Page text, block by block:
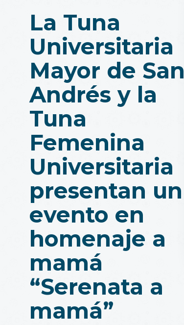
La Tuna
Universitaria
Mayor de San
Andrés y la
Tuna
Femenina
Universitaria
presentan un
evento en
homenaje a
mamá
“Serenata a
mamá”